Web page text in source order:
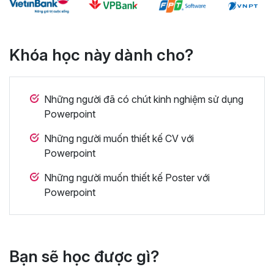
Khóa học này dành cho?
Những người đã có chút kinh nghiệm sử dụng
Powerpoint
Những người muốn thiết kế CV với
Powerpoint
Những người muốn thiết kế Poster với
Powerpoint
Bạn sẽ học được gì?